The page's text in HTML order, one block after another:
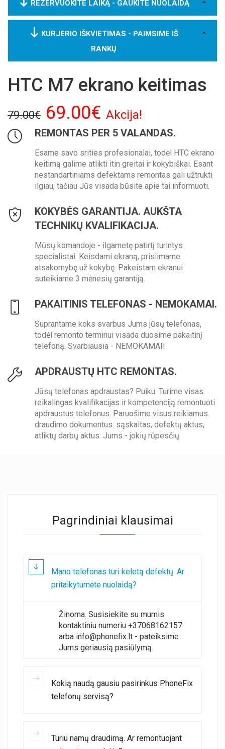
REZERVUOKITE LAIKĄ - GAUKITE NUOLAIDĄ
KURJERIO IŠKVIETIMAS - PAIMSIME IŠ
RANKŲ
HTC M7 ekrano keitimas
79.00€ 69.00€ Akcija!
REMONTAS PER 5 VALANDAS.
Esame savo srities profesionalai, todėl HTC ekrano
keitimą galime atlikti itin greitai ir kokybiškai. Esant
nestandartiniams defektams remontas gali užtrukti
ilgiau, tačiau Jūs visada būsite apie tai informuoti.
KOKYBĖS GARANTIJA. AUKŠTA
TECHNIKŲ KVALIFIKACIJA.
Mūsų komandoje - ilgametę patirtį turintys
specialistai. Keisdami ekraną, prisiimame
atsakomybę už kokybę. Pakeistam ekranui
suteikiame 3 mėnesių garantiją.
PAKAITINIS TELEFONAS - NEMOKAMAI.
Suprantame koks svarbus Jums jūsų telefonas,
todėl remonto terminui visada duosime pakaitinį
telefoną. Svarbiausia - NEMOKAMAI!
APDRAUSTŲ HTC REMONTAS.
Jūsų telefonas apdraustas? Puiku. Turime visas
reikalingas kvalifikacijas ir kompetenciją remontuoti
apdraustus telefonus. Paruošime visus reikiamus
draudimo dokumentus: sąskaitas, defektų aktus,
atliktų darbų aktus. Jums - jokių rūpesčių.
Pagrindiniai klausimai
Mano telefonas turi keletą defektų. Ar
pritaikytumėte nuolaidą?
Žinoma. Susisiekite su mumis
kontaktiniu numeriu +37068162157
arba info@phonefix.lt - pateiksime
Jums geriausią pasiūlymą.
Kokią naudą gausiu pasirinkus PhoneFix
telefonų servisą?
Turiu namų draudimą. Ar remontuojant